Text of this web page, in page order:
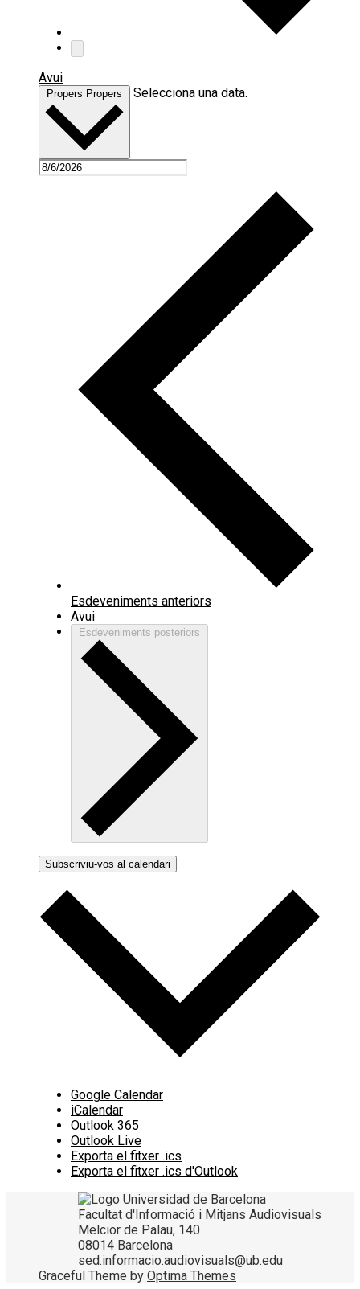
Avui
Propers Propers Selecciona una data.
Esdeveniments anteriors
Avui
Esdeveniments posteriors
Subscriviu-vos al calendari
Google Calendar
iCalendar
Outlook 365
Outlook Live
Exporta el fitxer .ics
Exporta el fitxer .ics d'Outlook
Facultat d'Informació i Mitjans Audiovisuals
Melcior de Palau, 140
08014 Barcelona
sed.informacio.audiovisuals@ub.edu
Graceful Theme by Optima Themes